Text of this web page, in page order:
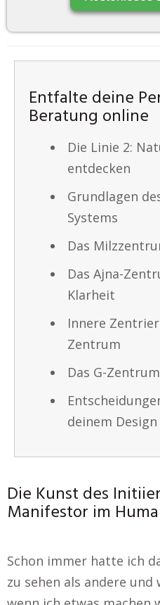
Entfalte deine
Beratung online
Die Linie 2:
entdecken
Grundlagen
Systems
Das
Das Ajna-
Klarheit
Innere
Zentrum
Das G-
deinem Design
Die Kunst des
Manifestor im
Schon immer hatte ich
zu sehen als andere